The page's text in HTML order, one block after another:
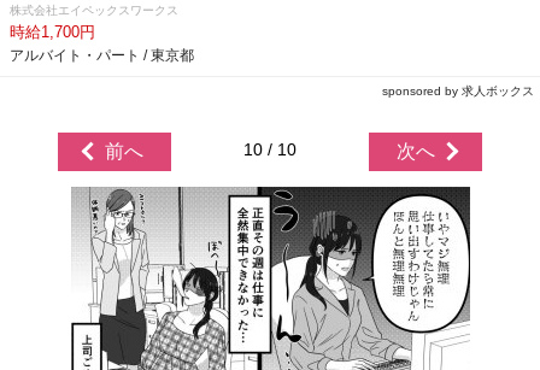
株式会社エイペックスワークス
時給1,700円
アルバイト・パート / 東京都
sponsored by 求人ボックス
前へ 10 / 10 次へ